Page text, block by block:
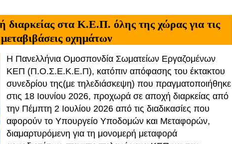
διαρκείας στα Κ.Ε.Π. όλης της χώρας για τις
οχημάτων
Η Πανελλήνια Ομοσπονδία Σωματείων Εργαζομένων
ΚΕΠ (Π.Ο.Σ.Ε.Κ.Ε.Π), κατόπιν απόφασης του έκτακτου
συνεδρίου της(με τηλεδιάσκεψη) που πραγματοποιήθηκε
στις 18 Ιουνίου 2026, προχωρά σε αποχή διαρκείας από
την Πέμπτη 2 Ιουλίου 2026 από τις διαδικασίες που
αφορούν το Υπουργείο Υποδομών και Μεταφορών,
διαμαρτυρόμενη για τη μονομερή μεταφορά